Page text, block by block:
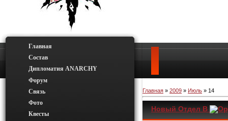
Главная
Состав
Дипломатия ANARCHY
Форум
Связь
Фото
Квесты
Главная » 2009 » Июль » 14
Новый Отдел В